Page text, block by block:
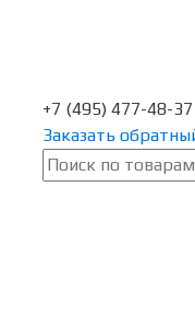
+7 (495) 477-48-37
Заказать